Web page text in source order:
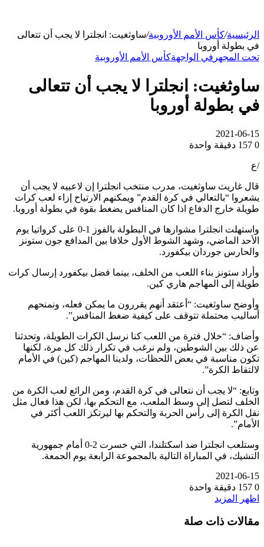
الرئيسية/كأس الأمم الأوروبية/ساوثغيت: انجلترا لا يجب أن تتعالى
في بطولة أوروبا
تحت المجهر في الواجهةكأس الأمم الأوروبية
ساوثغيت: انجلترا لا يجب أن تتعالى
في بطولة أوروبا
2021-06-15
0
دقيقة واحدة
/ع
قال غاريث ساوثغيت، مدرب منتخب انجلترا إن لاعبيه لا يجب أن
يشعروا “بالتعالي في كرة القدم” ويمكنهم الارتياح إزاء لعب كرات
طويلة خارج الدفاع اذا كان المنافس يضغط بقوة في بطولة أوروبا.
واستهلت انجلترا مشوارها في البطولة بالفوز 1-0 على كرواتيا يوم
الأحد الماضي، وشهد الشوط الأول خلافا بين المدافع جون ستونز
والحارس جوردان بيكفورد.
وأراد ستونز بناء اللعب من الخلف، بينما فضل بيكفورد إرسال كرات
طويلة إلى المهاجم هاري كين.
وأوضح ساوثغيت: “أعتقد أنهم يقررون ما يمكن فعله، ونمنحهم
أساليب محتملة تتوقف على كيفية ضغط المنافس”.
وأضاف: “خلال فترة من اللعب كنا نرسل الكرات الطويلة، وتحدثنا
عن ذلك بين الشوطين، ولم نرغب في تكرار ذلك كل مرة، لكنها
تكون مناسبة في بعض اللحظات، ولدينا المهاجم (كين) في الأمام
لالتقاط الكرة”.
وتابع: “لا يجب أن نتعالى في كرة القدم، ومن الرائع لعب الكرة من
الخلف لتصل إلى وسط الملعب، مع التحكم بها، لكن هذا فعال مثل
نقل الكرة إلى رأس الحربة والتحكم بها ليرتكز اللعب أكثر في
الأمام”.
وستلعب انجلترا ضد اسكتلندا، التي خسرت 2-0 أمام جمهورية
التشيك، في المباراة التالية بالمجموعة الرابعة يوم الجمعة.
2021-06-15
0
دقيقة واحدة
اظهر المزيد
مقالات ذات صلة